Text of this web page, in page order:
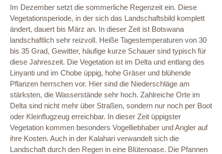
Im Dezember setzt die sommerliche Regenzeit ein. Diese
Vegetationsperiode, in der sich das Landschaftsbild komplett
ändert, dauert bis März an. In dieser Zeit ist Botswana
landschaftlich sehr reizvoll. Heiße Tagestemperaturen von 30
bis 35 Grad, Gewitter, häufige kurze Schauer sind typisch für
diese Jahreszeit. Die Vegetation ist im Delta und entlang des
Linyanti und im Chobe üppig, hohe Gräser und blühende
Pflanzen herrschen vor. Hier sind die Niederschläge am
stärksten, die Wasserstände sehr hoch. Zahlreiche Orte im
Delta sind nicht mehr über Straßen, sondern nur noch per Boot
oder Kleinflugzeug erreichbar. In dieser Zeit üppigster
Vegetation kommen besonders Vogelliebhaber und Angler auf
ihre Kosten. Auch in der Kalahari verwandelt sich die
Landschaft durch den Regen in eine Blütenoase. Die Pfannen